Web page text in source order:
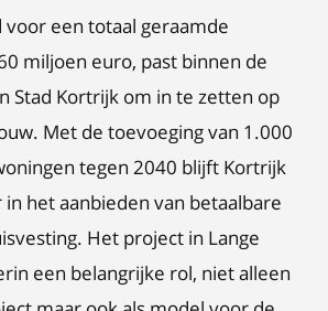
voor een totaal geraamde
miljoen euro, past binnen de
Stad Kortrijk om in te zetten op
Met de toevoeging van 1.000
tegen 2040 blijft Kortrijk
het aanbieden van betaalbare
Het project in Lange
een belangrijke rol, niet alleen